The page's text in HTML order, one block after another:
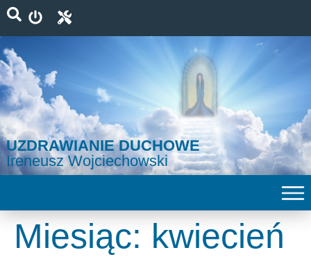
UZDRAWIANIE DUCHOWE
Ireneusz Wojciechowski
Miesiąc: kwiecień